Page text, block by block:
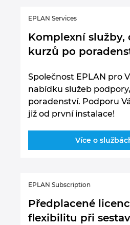
EPLAN Services
Komplexní služby,
kurzů po
Společnost EPLAN pro
nabídku služeb
poradenství. Podporu
již od první instalace!
Více o
EPLAN Subscription
Předplacené
flexibilitu při